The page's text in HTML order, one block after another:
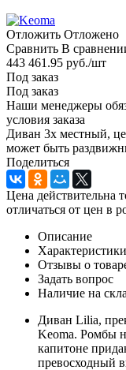
Отложить Отложено
Сравнить В
443 461.95 руб./шт
Под заказ
Под заказ
Наши менеджеры
условия заказа
Диван 3х местный,
может быть
Поделиться
Цена действительна
отличаться от цен в
Описание
Характеристики
Отзывы о
Задать вопрос
Наличие на
Диван Lilia,
Keoma. Ромбы
капитоне
превосходный